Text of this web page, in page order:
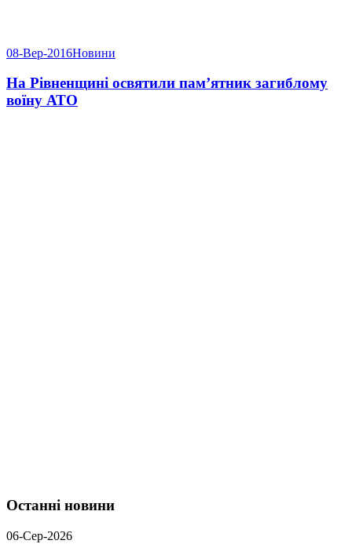
08-Вер-2016Новини
На Рівненщині освятили пам’ятник загиблому
воїну АТО
Останні новини
06-Сер-2026